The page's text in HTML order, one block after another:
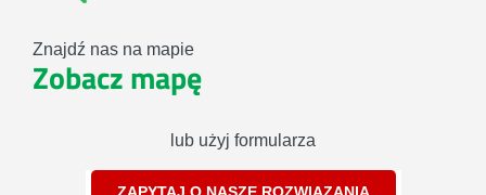
Znajdź nas na mapie
Zobacz mapę
lub użyj formularza